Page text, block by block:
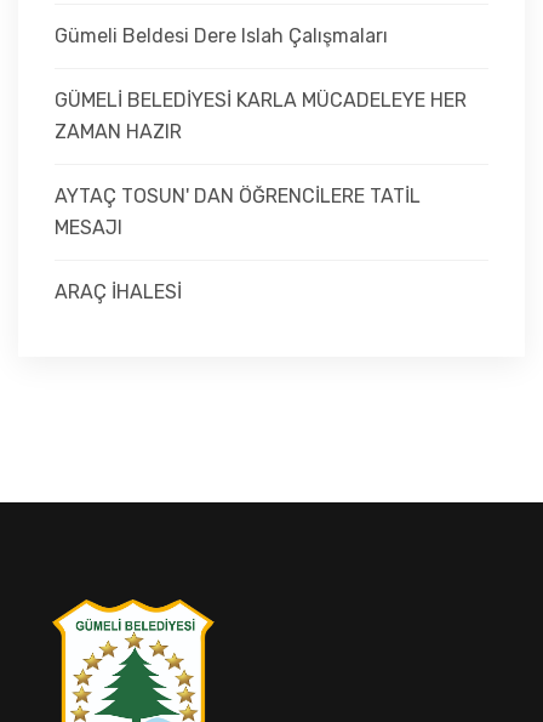
Gümeli Beldesi Dere Islah Çalışmaları
GÜMELİ BELEDİYESİ KARLA MÜCADELEYE HER
ZAMAN HAZIR
AYTAÇ TOSUN' DAN ÖĞRENCİLERE TATİL
MESAJI
ARAÇ İHALESİ